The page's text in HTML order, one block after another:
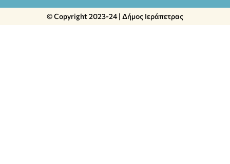
© Copyright 2023-24 | Δήμος Ιεράπετρας